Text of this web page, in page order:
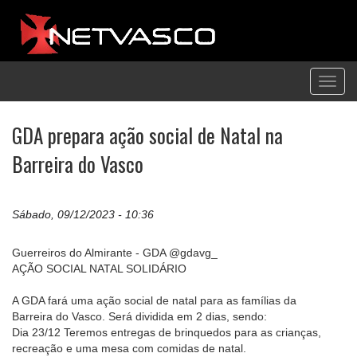
GDA prepara ação social de Natal na
Barreira do Vasco
Sábado, 09/12/2023 - 10:36
Guerreiros do Almirante - GDA @gdavg_
AÇÃO SOCIAL NATAL SOLIDÁRIO
A GDA fará uma ação social de natal para as famílias da
Barreira do Vasco. Será dividida em 2 dias, sendo:
Dia 23/12 Teremos entregas de brinquedos para as crianças,
recreação e uma mesa com comidas de natal.